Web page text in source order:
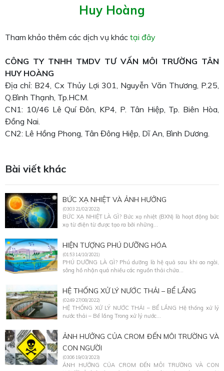
Huy Hoàng
Tham khảo thêm các dịch vụ khác tại đây
CÔNG TY TNHH TMDV TƯ VẤN MÔI TRƯỜNG TÂN
HUY HOÀNG
Địa chỉ: B24, Cx Thủy Lợi 301, Nguyễn Văn Thương, P.25,
Q.Bình Thạnh, Tp.HCM.
CN1: 10/46 Lê Quí Đôn, KP4, P. Tân Hiệp, Tp. Biên Hòa,
Đồng Nai.
CN2: Lê Hồng Phong, Tân Đông Hiệp, Dĩ An, Bình Dương.
Bài viết khác
BỨC XẠ NHIỆT VÀ ẢNH HƯỞNG
(03:03 21/02/2022)
BỨC XẠ NHIỆT LÀ GÌ? Bức xạ nhiệt (BXN) là hoạt động bức
xạ từ điện từ được tạo ra bởi những...
HIỆN TƯỢNG PHÚ DƯỠNG HÓA
(01:53 14/10/2021)
PHÚ DƯỠNG LÀ GÌ? Phú dưỡng là hệ quả sau khi ao ngòi,
sông hồ nhận quá nhiều các nguồn thải chứa...
HỆ THỐNG XỬ LÝ NƯỚC THẢI – BỂ LẮNG
(02:49 27/08/2022)
HỆ THỐNG XỬ LÝ NƯỚC THẢI – BỂ LẮNG Hệ thống xử lý
nước thải – Bể lắng Trong xử lý nước...
ẢNH HƯỞNG CỦA CROM ĐẾN MÔI TRƯỜNG VÀ
CON NGƯỜI
(03:06 19/03/2023)
ẢNH HƯỞNG CỦA CROM ĐẾN MÔI TRƯỜNG VÀ CON